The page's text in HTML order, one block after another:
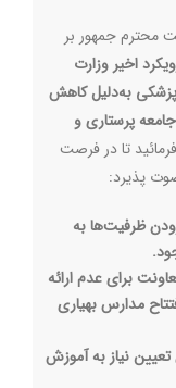
محترم جمهور بر
اخیر وزارت
به‌دلیل کاهش
پرستاری و
تا در فرصت
پذیرد:
ظرفیتها به
.
برای عدم ارائه
مدارس بهیاری
نیاز به آموزش